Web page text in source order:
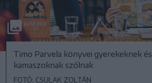
Timo Parvela könyvei gyerekeknek és
kamaszoknak szólnak
FOTÓ: CSULAK ZOLTÁN